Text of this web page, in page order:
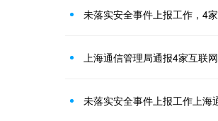
未落实安全事件上报工作，4
上海通信管理局通报4家互联
未落实安全事件上报工作上海